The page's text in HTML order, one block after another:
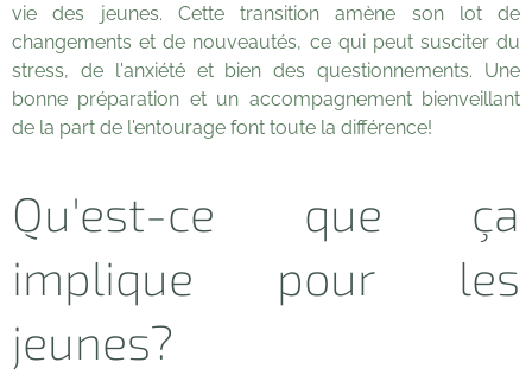
vie des jeunes. Cette transition amène son lot de
changements et de nouveautés, ce qui peut susciter du
stress, de l'anxiété et bien des questionnements. Une
bonne préparation et un accompagnement bienveillant
de la part de l'entourage font toute la différence!
Qu'est-ce que ça
implique pour les
jeunes?